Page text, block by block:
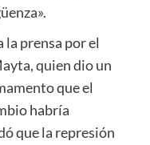
prensa por el
quien dio un
que el
habría
que la represión